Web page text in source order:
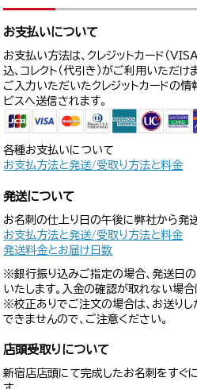
お支払いについて
お支払い方法は、クレジットカード（
込、コレクト（代引き）がご利用いただけ
ご入力いただいたクレジットカードの
ビスへ送信されます。
各種お支払いについて
お支払方法と発送/受取り方法と料金
発送について
お名刺の仕上り日の午後に弊社から発送
お支払方法と発送/受取り方法と料金
発送料金とお届け日数
※銀行振り込みご指定の場合、発送日
いたします。入金の確認が取れない場合
※校正ありでご注文の場合は、お送り
できませんので、ご注意ください。
店頭受取りについて
新宿店店頭にて完成したお名刺をすぐ